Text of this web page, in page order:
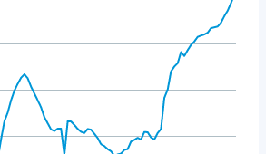
1 X axis displaying categories.
1 Y axis displaying Antal.